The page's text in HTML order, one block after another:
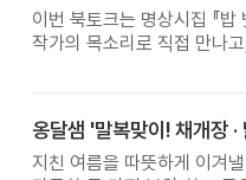
이번 북토크는 명상시집 『밥
작가의 목소리로 직접 만나
옹달샘 '말복맞이! 채개장 ·
지친 여름을 따뜻하게 이겨